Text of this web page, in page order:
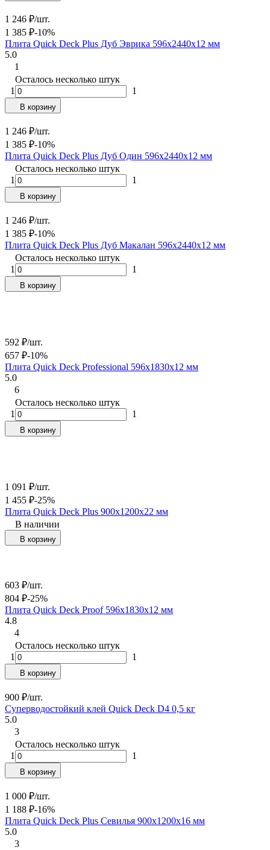
1 246 ₽/шт.
1 385 ₽-10%
Плита Quick Deck Plus Дуб Эврика 596х2440х12 мм
5.0
1
Осталось несколько штук
1
1
В корзину
1 246 ₽/шт.
1 385 ₽-10%
Плита Quick Deck Plus Дуб Один 596х2440х12 мм
Осталось несколько штук
1
1
В корзину
1 246 ₽/шт.
1 385 ₽-10%
Плита Quick Deck Plus Дуб Макалан 596х2440х12 мм
Осталось несколько штук
1
1
В корзину
592 ₽/шт.
657 ₽-10%
Плита Quick Deck Professional 596х1830х12 мм
5.0
6
Осталось несколько штук
1
1
В корзину
1 091 ₽/шт.
1 455 ₽-25%
Плита Quick Deck Plus 900х1200х22 мм
В наличии
В корзину
603 ₽/шт.
804 ₽-25%
Плита Quick Deck Proof 596х1830х12 мм
4.8
4
Осталось несколько штук
1
1
В корзину
900 ₽/шт.
Суперводостойкий клей Quick Deck D4 0,5 кг
5.0
3
Осталось несколько штук
1
1
В корзину
1 000 ₽/шт.
1 188 ₽-16%
Плита Quick Deck Plus Севилья 900х1200х16 мм
5.0
3